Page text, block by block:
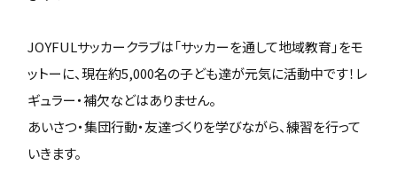
JOYFULサッカークラブは「サッカーを通して地域教育」をモ
ットーに、現在約5,000名の子ども達が元気に活動中です！レ
ギュラー・補欠などはありません。
あいさつ・集団行動・友達づくりを学びながら、練習を行って
いきます。